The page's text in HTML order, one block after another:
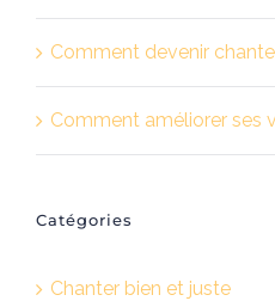
Comment devenir
Comment améliorer ses
Catégories
Chanter bien et juste